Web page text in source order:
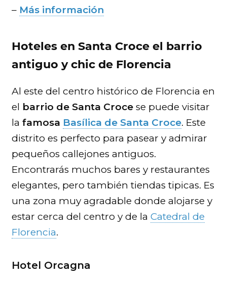
– Más información
Hoteles en Santa Croce el barrio
antiguo y chic de Florencia
Al este del centro histórico de Florencia en
el barrio de Santa Croce se puede visitar
lafamosa Basílica de Santa Croce. Este
distrito es perfecto para pasear y admirar
pequeños callejones antiguos.
Encontrarás muchos bares y restaurantes
elegantes, pero también tiendas tipicas. Es
una zona muy agradable donde alojarse y
estar cerca del centro y de laCatedral de
Florencia.
Hotel Orcagna